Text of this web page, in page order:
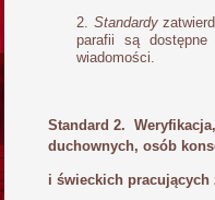
Standardy
parafii są
wiadomości.
Standard 2.
duchownych, osób
i świeckich pracujących